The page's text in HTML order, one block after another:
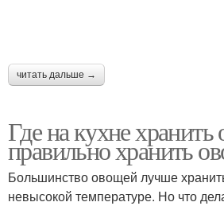
читать дальше →
Где на кухне
правильно хранить
Большинство овощей лучше
невысокой температуре. Но что